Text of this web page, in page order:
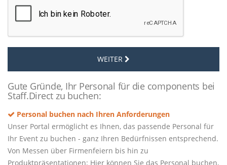
WEITER
Gute Gründe, Ihr Personal für die components bei
Staff.Direct zu buchen:
Personal buchen nach Ihren Anforderungen
Unser Portal ermöglicht es Ihnen, das passende Personal für
Ihr Event zu buchen - ganz Ihren Bedürfnissen entsprechend.
Von Messen über Firmenfeiern bis hin zu
Produktpräsentationen: Hier können Sie das Personal buchen,